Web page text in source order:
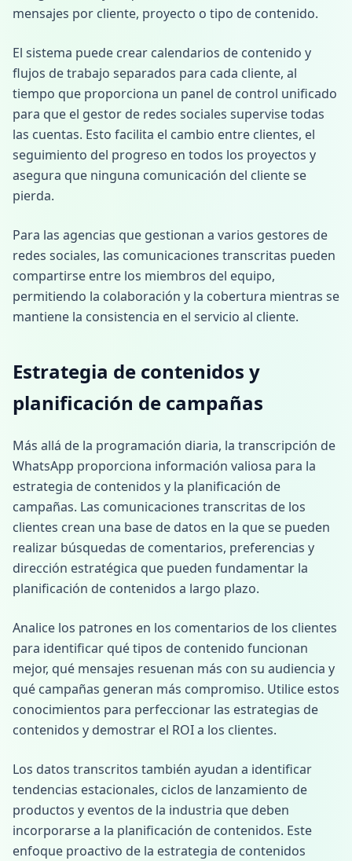
mensajes por cliente, proyecto o tipo de contenido.
El sistema puede crear calendarios de contenido y
flujos de trabajo separados para cada cliente, al
tiempo que proporciona un panel de control unificado
para que el gestor de redes sociales supervise todas
las cuentas. Esto facilita el cambio entre clientes, el
seguimiento del progreso en todos los proyectos y
asegura que ninguna comunicación del cliente se
pierda.
Para las agencias que gestionan a varios gestores de
redes sociales, las comunicaciones transcritas pueden
compartirse entre los miembros del equipo,
permitiendo la colaboración y la cobertura mientras se
mantiene la consistencia en el servicio al cliente.
Estrategia de contenidos y
planificación de campañas
Más allá de la programación diaria, la transcripción de
WhatsApp proporciona información valiosa para la
estrategia de contenidos y la planificación de
campañas. Las comunicaciones transcritas de los
clientes crean una base de datos en la que se pueden
realizar búsquedas de comentarios, preferencias y
dirección estratégica que pueden fundamentar la
planificación de contenidos a largo plazo.
Analice los patrones en los comentarios de los clientes
para identificar qué tipos de contenido funcionan
mejor, qué mensajes resuenan más con su audiencia y
qué campañas generan más compromiso. Utilice estos
conocimientos para perfeccionar las estrategias de
contenidos y demostrar el ROI a los clientes.
Los datos transcritos también ayudan a identificar
tendencias estacionales, ciclos de lanzamiento de
productos y eventos de la industria que deben
incorporarse a la planificación de contenidos. Este
enfoque proactivo de la estrategia de contenidos